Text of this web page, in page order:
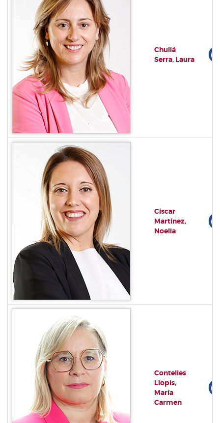
Chuliá
Serra, Laura
Císcar
Martínez,
Noelia
Contelles
Llopis,
María
Carmen